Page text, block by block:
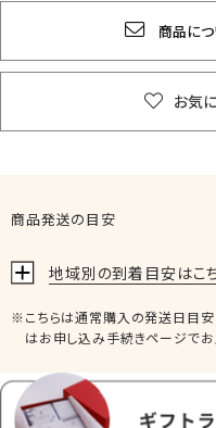
商品に
お気
商品発送の目安
地域別の到着目安はこ
こちらは通常購入の発送日目
はお申し込み手続きページでお